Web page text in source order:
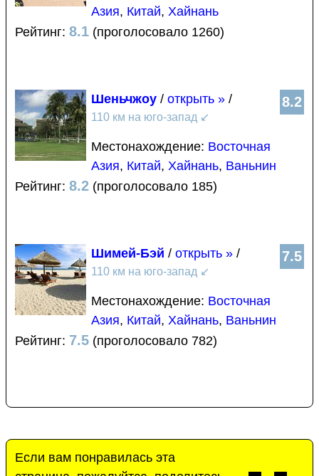
Азия, Китай, Хайнань
Рейтинг: 8.1 (проголосовало 1260)
8.2
Шеньчжоу / открыть » /
110 км на юго-запад ↙
Местонахождение: Восточная
Азия, Китай, Хайнань, Ваньнин
Рейтинг: 8.2 (проголосовало 185)
7.5
Шимей-Бэй / открыть » /
110 км на юго-запад ↙
Местонахождение: Восточная
Азия, Китай, Хайнань, Ваньнин
Рейтинг: 7.5 (проголосовало 782)
Если вам понравилась эта